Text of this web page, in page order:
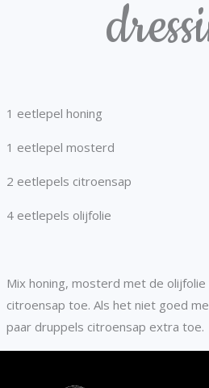
1 eetlepel honing
1 eetlepel mosterd
2 eetlepels citroensap
4 eetlepels olijfolie
Mix honing, mosterd met de
citroensap toe. Als het niet goed
paar druppels citroensap extra toe.